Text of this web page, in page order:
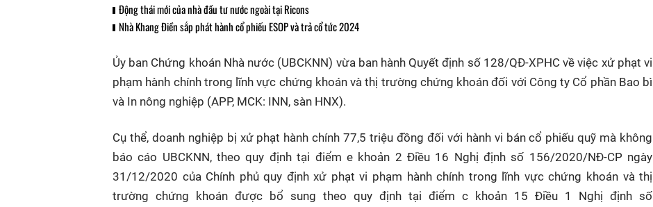
Động thái mới của nhà đầu tư nước ngoài tại Ricons
Nhà Khang Điền sắp phát hành cổ phiếu ESOP và trả cổ tức 2024
Ủy ban Chứng khoán Nhà nước (UBCKNN) vừa ban hành Quyết định số 128/QĐ-XPHC về việc xử phạt vi
phạm hành chính trong lĩnh vực chứng khoán và thị trường chứng khoán đối với Công ty Cổ phần Bao bì
và In nông nghiệp (APP, MCK: INN, sàn HNX).
Cụ thể, doanh nghiệp bị xử phạt hành chính 77,5 triệu đồng đối với hành vi bán cổ phiếu quỹ mà không
báo cáo UBCKNN, theo quy định tại điểm e khoản 2 Điều 16 Nghị định số 156/2020/NĐ-CP ngày
31/12/2020 của Chính phủ quy định xử phạt vi phạm hành chính trong lĩnh vực chứng khoán và thị
trường chứng khoán được bổ sung theo quy định tại điểm c khoản 15 Điều 1 Nghị định số